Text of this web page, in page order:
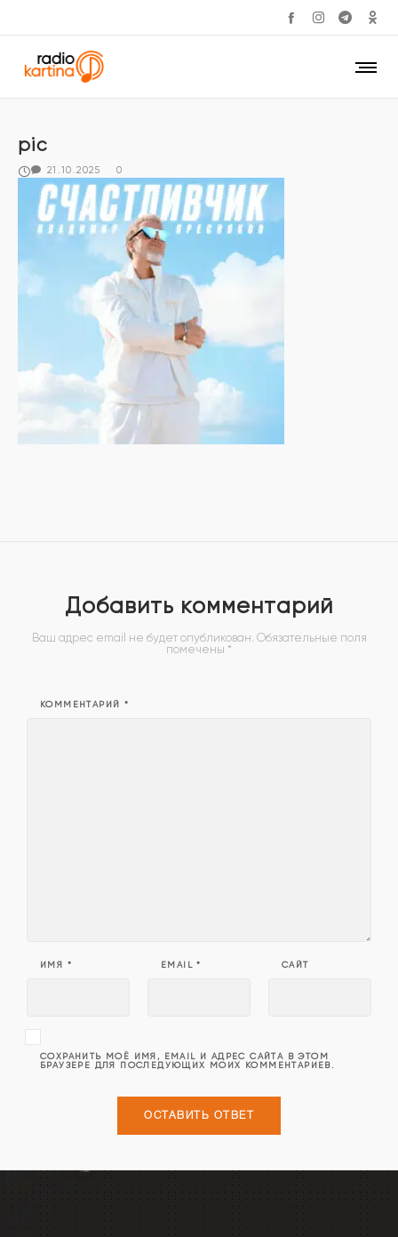
pic
21.10.2025 0
Добавить комментарий
Ваш адрес email не будет опубликован. Обязательные поля
помечены *
КОММЕНТАРИЙ *
ИМЯ * EMAIL* САЙТ
СОХРАНИТЬ МОЁ ИМЯ, EMAIL И АДРЕС САЙТА В ЭТОМ
БРАУЗЕРЕ ДЛЯ ПОСЛЕДУЮЩИХ МОИХ КОММЕНТАРИЕВ.